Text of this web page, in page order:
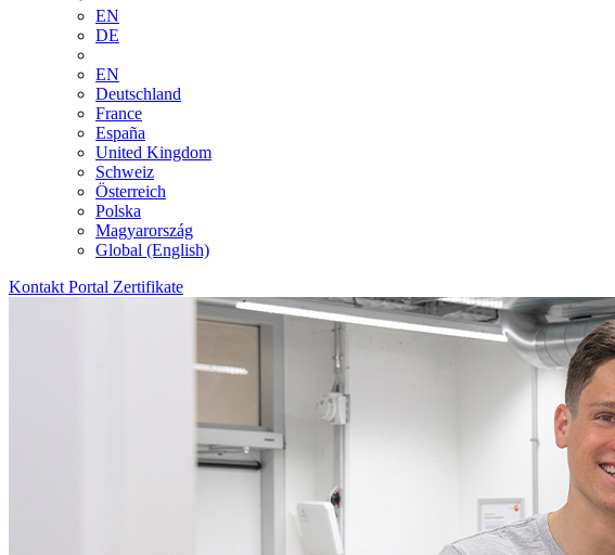
EN
DE
EN
Deutschland
France
España
United Kingdom
Schweiz
Österreich
Polska
Magyarország
Global (English)
Kontakt Portal Zertifikate